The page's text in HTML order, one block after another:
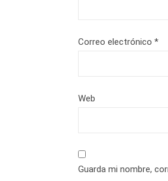
Correo electrónico *
Web
Guarda mi nombre,